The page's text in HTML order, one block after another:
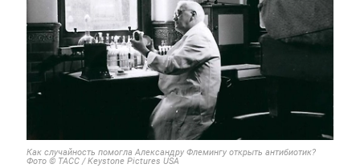
Как случайность помогла Александру Флемингу открыть антибиотик?
Фото © ТАСС / Keystone Pictures USA